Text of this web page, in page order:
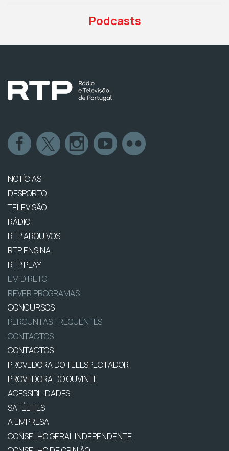
Podcasts
NOTÍCIAS
DESPORTO
TELEVISÃO
RÁDIO
RTP ARQUIVOS
RTP ENSINA
RTP PLAY
EM DIRETO
REVER PROGRAMAS
CONCURSOS
PERGUNTAS FREQUENTES
CONTACTOS
CONTACTOS
PROVEDORA DO TELESPECTADOR
PROVEDORA DO OUVINTE
ACESSIBILIDADES
SATÉLITES
A EMPRESA
CONSELHO GERAL INDEPENDENTE